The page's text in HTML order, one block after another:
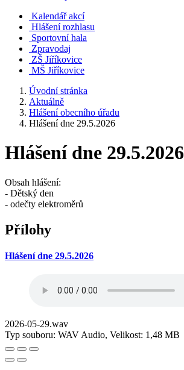
Kalendář akcí
Hlášení rozhlasu
Sportovní hala
Zpravodaj
ZŠ Jiříkovice
MŠ Jiříkovice
Úvodní stránka
Aktuálně
Hlášení obecního úřadu
Hlášení dne 29.5.2026
Hlášení dne 29.5.2026
Obsah hlášení:
- Dětský den
- odečty elektroměrů
Přílohy
Hlášení dne 29.5.2026
2026-05-29.wav
Typ souboru: WAV Audio, Velikost: 1,48 MB